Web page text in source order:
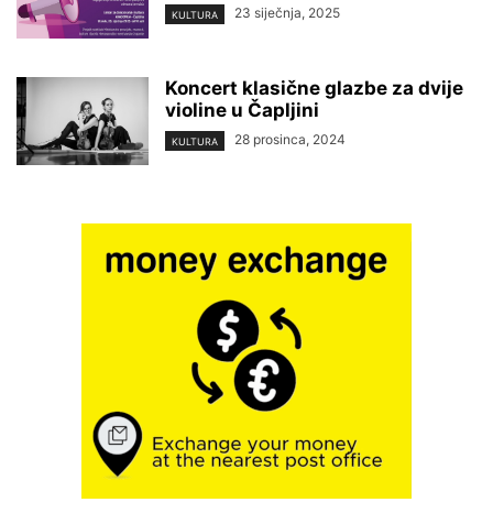
KULTURA 23 siječnja, 2025
Koncert klasične glazbe za dvije
violine u Čapljini
KULTURA 28 prosinca, 2024